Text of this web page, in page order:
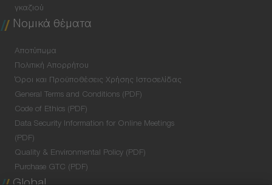
γκαζιού
Νομικά θέματα
Αποτύπωμα
Πολιτική Απορρήτου
Όροι και Προϋποθέσεις Χρήσης Ιστοσελίδας
General Terms and Conditions (PDF)
Code of Ethics (PDF)
Data Security Information for Online Meetings
(PDF)
Quality & Environmental Policy (PDF)
Purchase GTC (PDF)